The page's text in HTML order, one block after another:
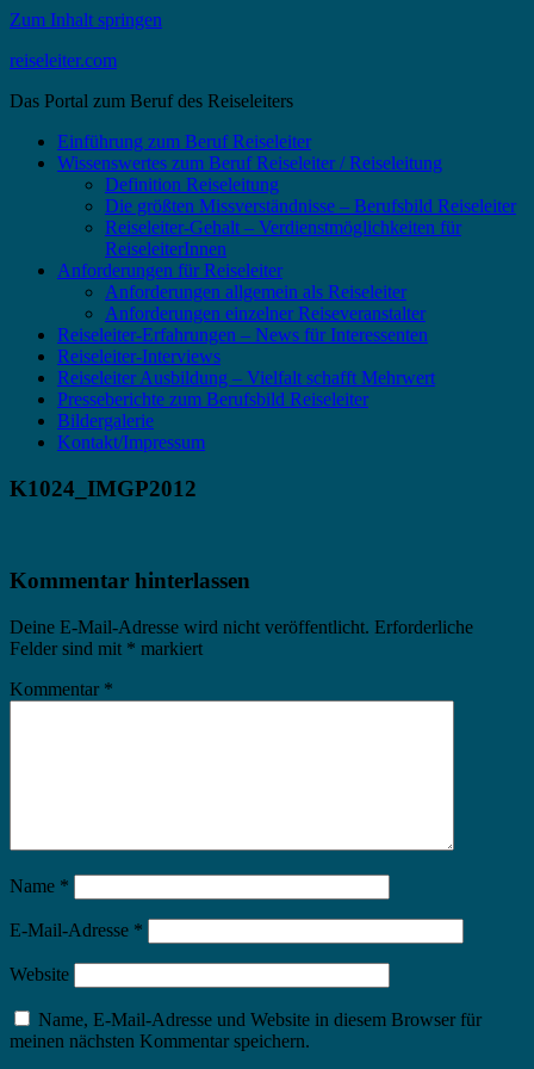
Zum Inhalt springen
reiseleiter.com
Das Portal zum Beruf des Reiseleiters
Einführung zum Beruf Reiseleiter
Wissenswertes zum Beruf Reiseleiter / Reiseleitung
Definition Reiseleitung
Die größten Missverständnisse – Berufsbild Reiseleiter
Reiseleiter-Gehalt – Verdienstmöglichkeiten für
ReiseleiterInnen
Anforderungen für Reiseleiter
Anforderungen allgemein als Reiseleiter
Anforderungen einzelner Reiseveranstalter
Reiseleiter-Erfahrungen – News für Interessenten
Reiseleiter-Interviews
Reiseleiter Ausbildung – Vielfalt schafft Mehrwert
Presseberichte zum Berufsbild Reiseleiter
Bildergalerie
Kontakt/Impressum
K1024_IMGP2012
Kommentar hinterlassen
Deine E-Mail-Adresse wird nicht veröffentlicht. Erforderliche
Felder sind mit * markiert
Kommentar *
Name *
E-Mail-Adresse *
Website
Name, E-Mail-Adresse und Website in diesem Browser für
meinen nächsten Kommentar speichern.